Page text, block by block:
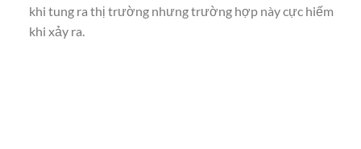
khi tung ra thị trường nhưng trường hợp này cực hiếm
khi xảy ra.